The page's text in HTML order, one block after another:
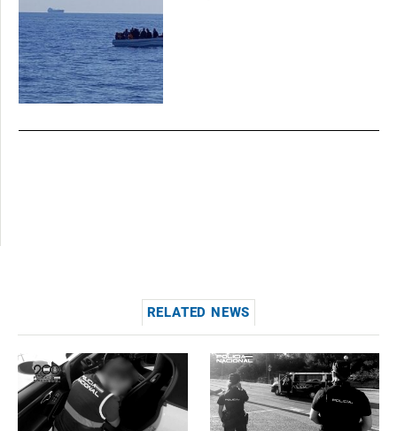
RELATED NEWS